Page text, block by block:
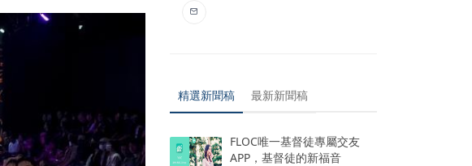
精選新聞稿 最新新聞稿
FLOC唯一基督徒專屬交友
APP，基督徒的新福音